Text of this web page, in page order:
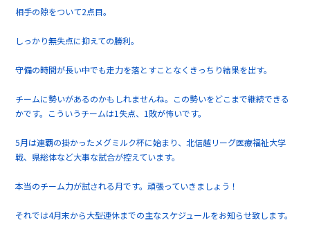
相手の隙をついて2点目。
しっかり無失点に抑えての勝利。
守備の時間が長い中でも走力を落とすことなくきっちり結果を出す。
チームに勢いがあるのかもしれませんね。この勢いをどこまで継続できる
かです。こういうチームは1失点、1敗が怖いです。
5月は連覇の掛かったメグミルク杯に始まり、北信越リーグ医療福祉大学
戦、県総体など大事な試合が控えています。
本当のチーム力が試される月です。頑張っていきましょう！
それでは4月末から大型連休までの主なスケジュールをお知らせ致します。